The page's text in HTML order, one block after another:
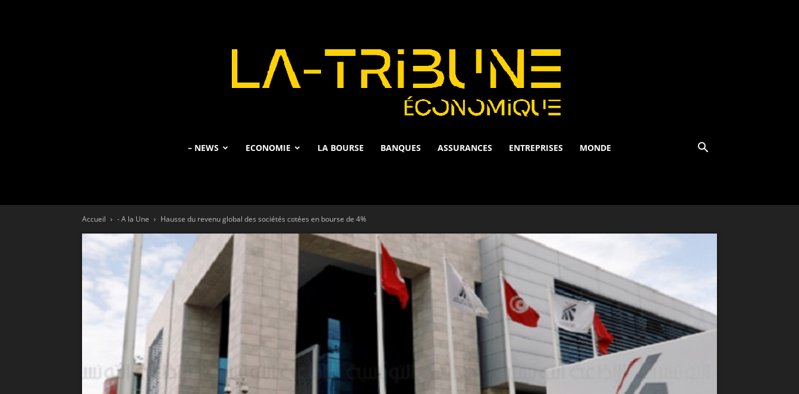
– NEWS ECONOMIE LA BOURSE BANQUES ASSURANCES ENTREPRISES MONDE
Accueil - A la Une Hausse du revenu global des sociétés cotées en bourse de 4%